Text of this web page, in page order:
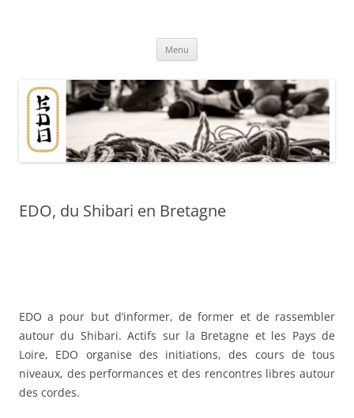
Menu
EDO, du Shibari en Bretagne
EDO a pour but d’informer, de former et de rassembler
autour du Shibari. Actifs sur la Bretagne et les Pays de
Loire, EDO organise des initiations, des cours de tous
niveaux, des performances et des rencontres libres autour
des cordes.